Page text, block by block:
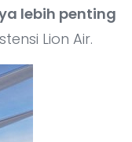
lebih penting
Lion Air.